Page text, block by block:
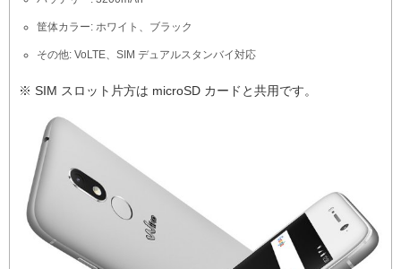
筐体カラー: ホワイト、ブラック
その他: VoLTE、SIM デュアルスタンバイ対応
※ SIM スロット片方は microSD カードと共用です。